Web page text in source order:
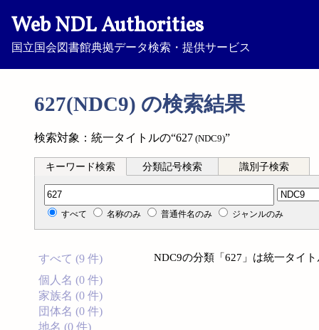
Web NDL Authorities
国立国会図書館典拠データ検索・提供サービス
627(NDC9) の検索結果
検索対象：統一タイトルの“627 (NDC9)”
キーワード検索 分類記号検索 識別子検索
分類記号検索
すべて 名称のみ 普通件名のみ ジャンルのみ
すべて (9 件)
個人名 (0 件)
家族名 (0 件)
団体名 (0 件)
地名 (0 件)
NDC9の分類「627」は統一タイ